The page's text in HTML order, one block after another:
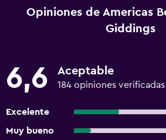
Opiniones de Americas
Giddings
6,6 Aceptable
184 opiniones verificadas
Excelente
Muy bueno